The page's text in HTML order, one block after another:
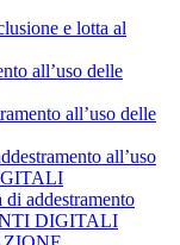
e lotta al
all’uso delle
all’uso delle
all’uso
addestramento
DIGITALI